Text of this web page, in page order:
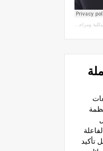
مع سلطة الاحتلال